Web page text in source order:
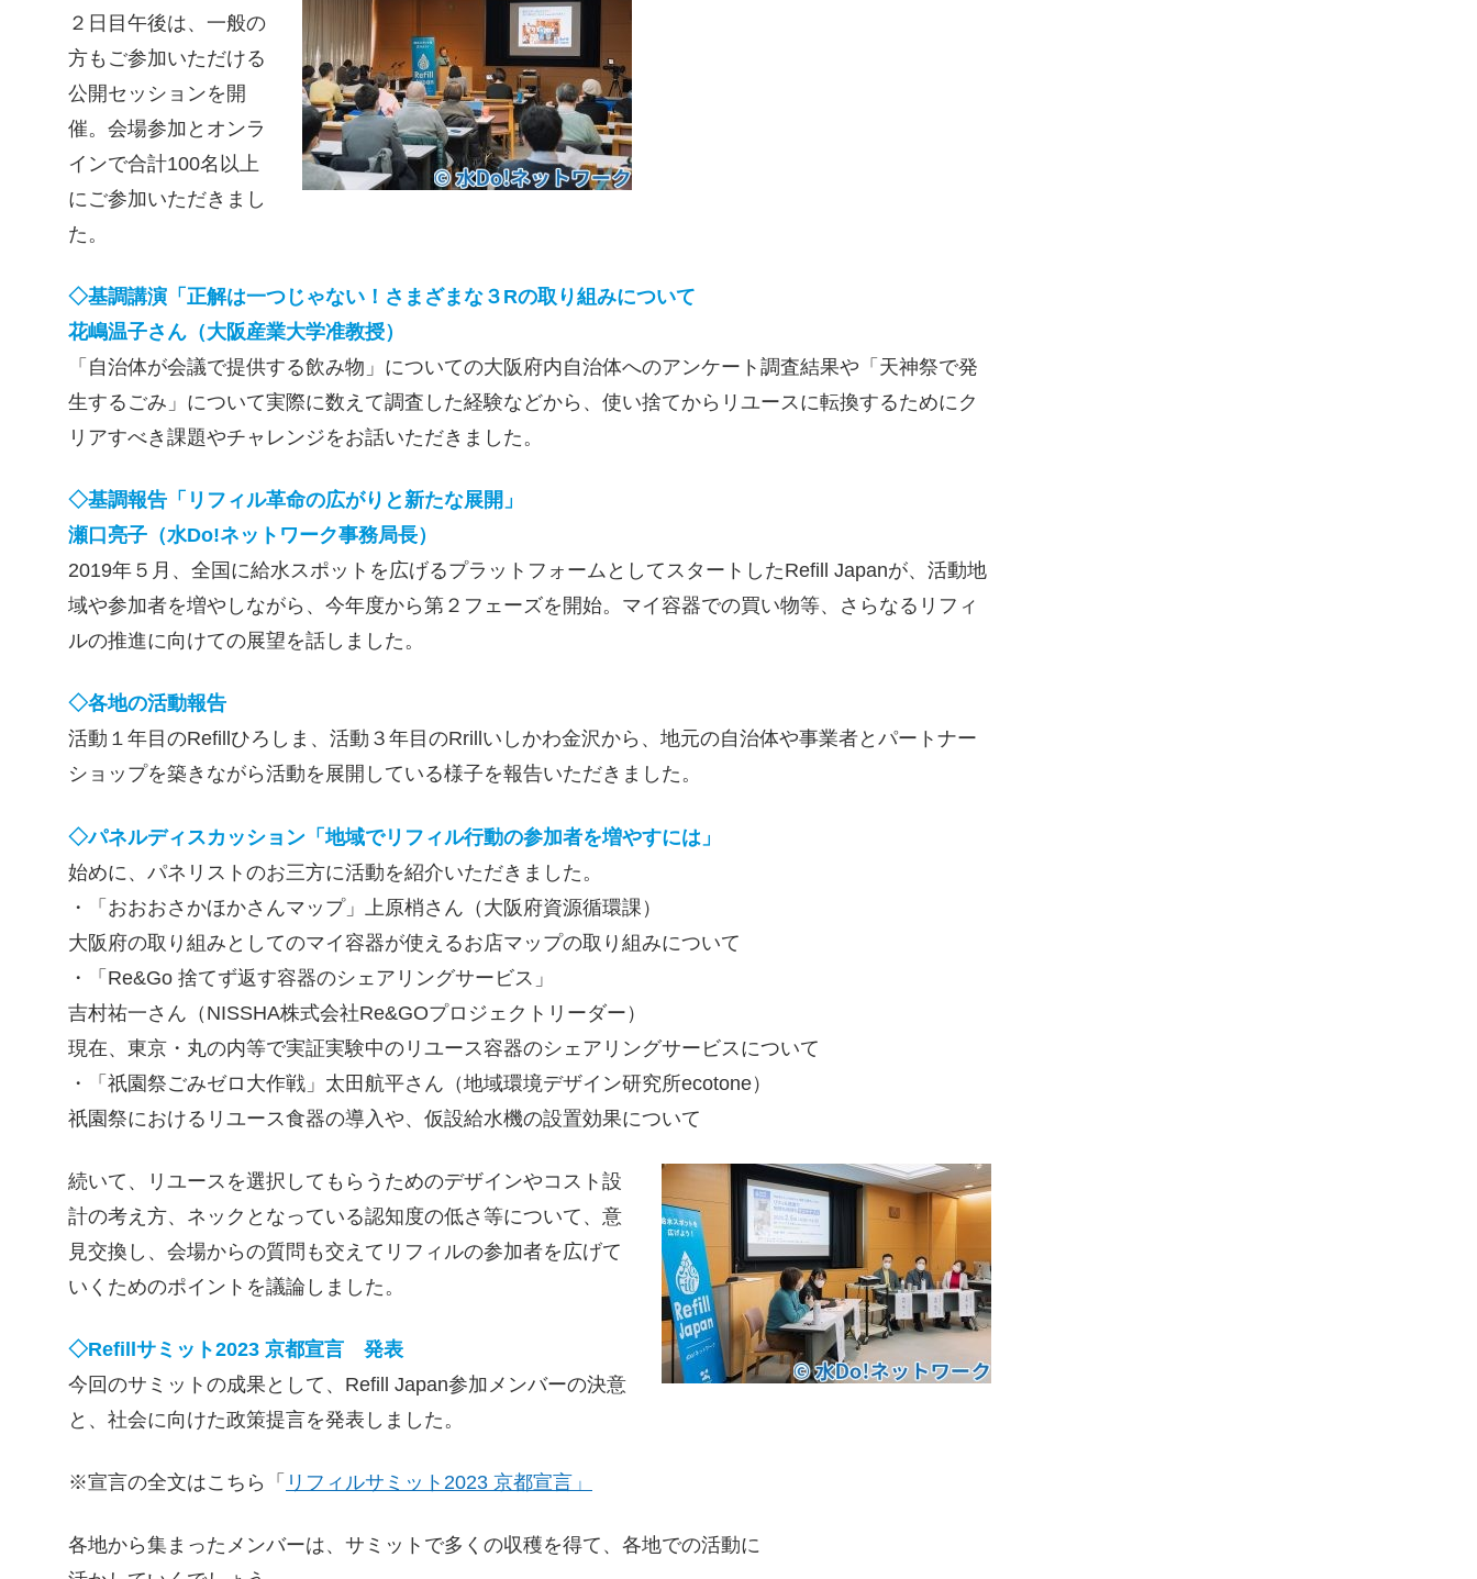
２日目午後は、一般の
方もご参加いただける
公開セッションを開
催。会場参加とオンラ
インで合計100名以上
にご参加いただきまし
た。
◇基調講演「正解は一つじゃない！さまざまな３Rの取り組みについて
花嶋温子さん（大阪産業大学准教授）
「自治体が会議で提供する飲み物」についての大阪府内自治体へのアンケート調査結果や「天神祭で発
生するごみ」について実際に数えて調査した経験などから、使い捨てからリユースに転換するためにク
リアすべき課題やチャレンジをお話いただきました。
◇基調報告「リフィル革命の広がりと新たな展開」
瀬口亮子（水Do!ネットワーク事務局長）
2019年５月、全国に給水スポットを広げるプラットフォームとしてスタートしたRefill Japanが、活動地
域や参加者を増やしながら、今年度から第２フェーズを開始。マイ容器での買い物等、さらなるリフィ
ルの推進に向けての展望を話しました。
◇各地の活動報告
活動１年目のRefillひろしま、活動３年目のRrillいしかわ金沢から、地元の自治体や事業者とパートナー
ショップを築きながら活動を展開している様子を報告いただきました。
◇パネルディスカッション「地域でリフィル行動の参加者を増やすには」
始めに、パネリストのお三方に活動を紹介いただきました。
・「おおおさかほかさんマップ」上原梢さん（大阪府資源循環課）
大阪府の取り組みとしてのマイ容器が使えるお店マップの取り組みについて
・「Re&Go 捨てず返す容器のシェアリングサービス」
吉村祐一さん（NISSHA株式会社Re&GOプロジェクトリーダー）
現在、東京・丸の内等で実証実験中のリユース容器のシェアリングサービスについて
・「祇園祭ごみゼロ大作戦」太田航平さん（地域環境デザイン研究所ecotone）
祇園祭におけるリユース食器の導入や、仮設給水機の設置効果について
続いて、リユースを選択してもらうためのデザインやコスト設
計の考え方、ネックとなっている認知度の低さ等について、意
見交換し、会場からの質問も交えてリフィルの参加者を広げて
いくためのポイントを議論しました。
◇Refillサミット2023 京都宣言 発表
今回のサミットの成果として、Refill Japan参加メンバーの決意
と、社会に向けた政策提言を発表しました。
※宣言の全文はこちら「 リフィルサミット2023 京都宣言」
各地から集まったメンバーは、サミットで多くの収穫を得て、各地での活動に